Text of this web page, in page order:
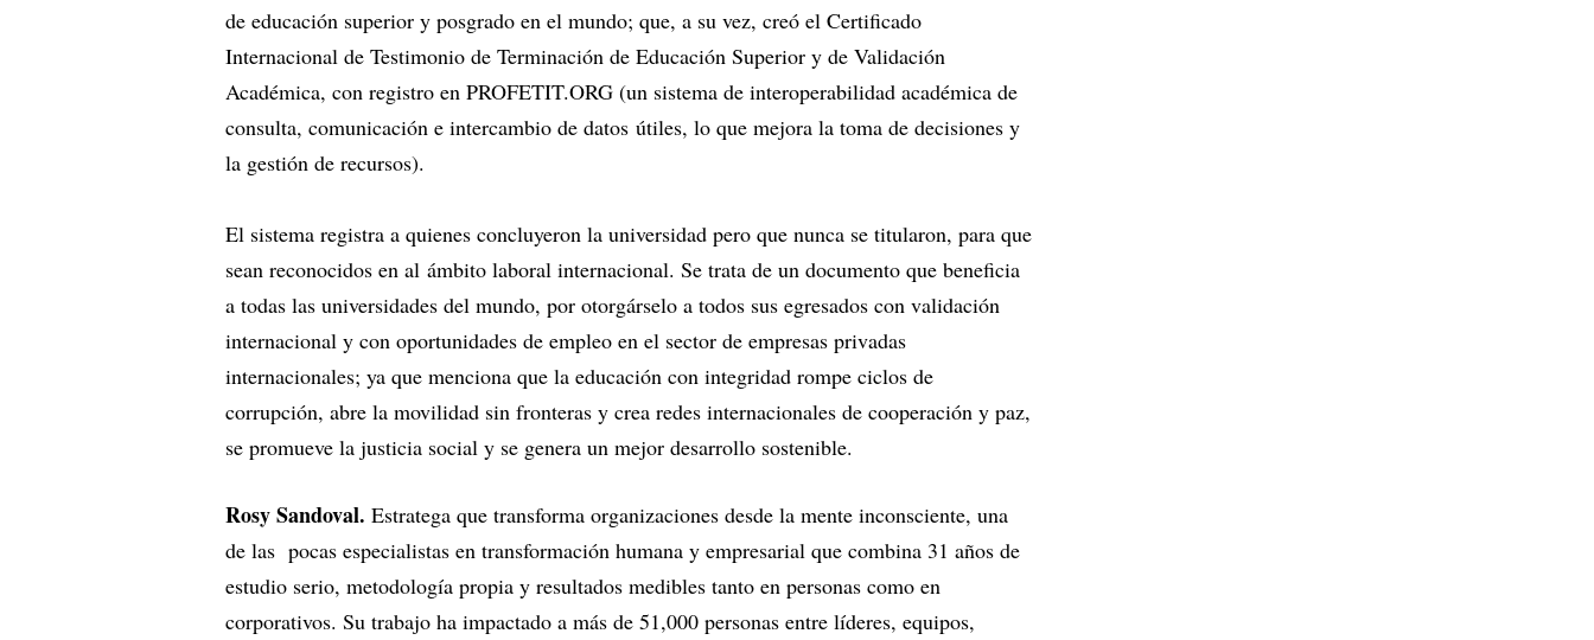
de educación superior y posgrado en el mundo; que, a su vez, creó el Certificado
Internacional de Testimonio de Terminación de Educación Superior y de Validación
Académica, con registro en PROFETIT.ORG (un sistema de interoperabilidad académica de
consulta, comunicación e intercambio de datos útiles, lo que mejora la toma de decisiones y
la gestión de recursos).
El sistema registra a quienes concluyeron la universidad pero que nunca se titularon, para que
sean reconocidos en al ámbito laboral internacional. Se trata de un documento que beneficia
a todas las universidades del mundo, por otorgárselo a todos sus egresados con validación
internacional y con oportunidades de empleo en el sector de empresas privadas
internacionales; ya que menciona que la educación con integridad rompe ciclos de
corrupción, abre la movilidad sin fronteras y crea redes internacionales de cooperación y paz,
se promueve la justicia social y se genera un mejor desarrollo sostenible.
Rosy Sandoval. Estratega que transforma organizaciones desde la mente inconsciente, una
de las pocas especialistas en transformación humana y empresarial que combina 31 años de
estudio serio, metodología propia y resultados medibles tanto en personas como en
corporativos. Su trabajo ha impactado a más de 51,000 personas entre líderes, equipos,